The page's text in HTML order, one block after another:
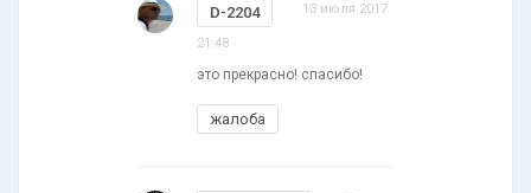
D-2204 13 июля 2017
21:48
это прекрасно! спасибо!
жалоба